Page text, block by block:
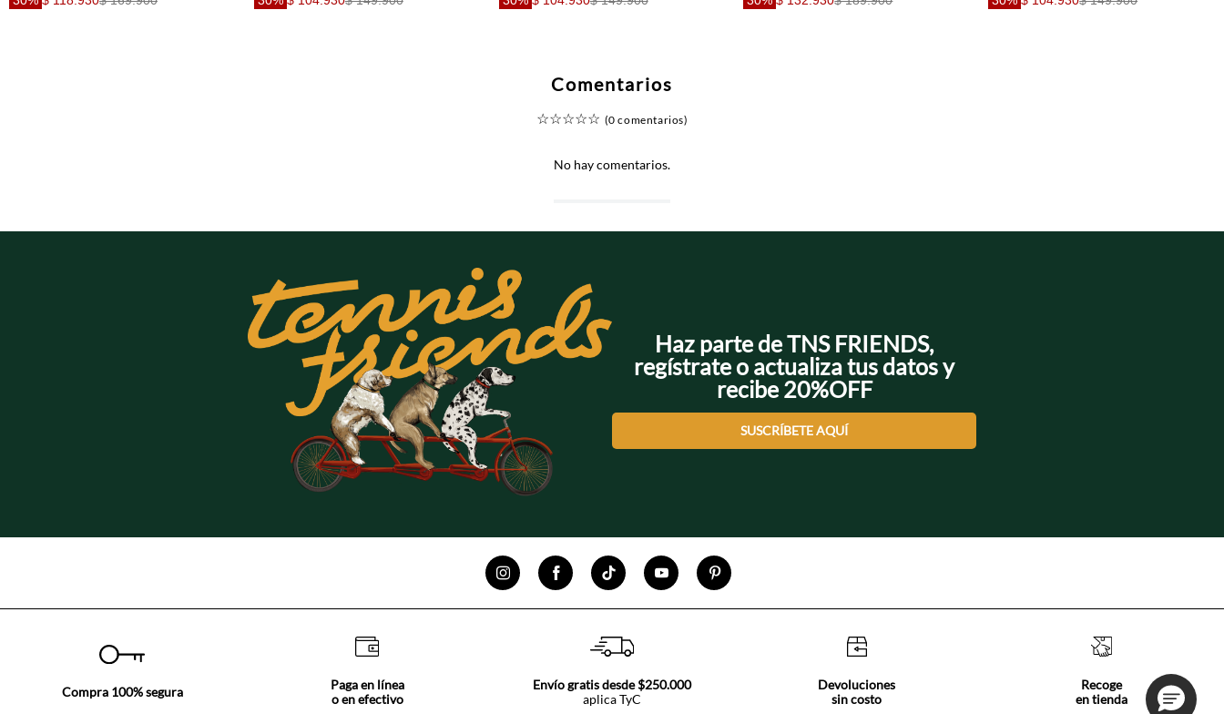
Comentarios
☆☆☆☆☆ (0 comentarios)
No hay comentarios.
Haz parte de TNS FRIENDS,
regístrate o actualiza tus datos y
recibe 20%OFF
SUSCRÍBETE AQUÍ
Compra 100% segura
Paga en línea
o en efectivo
Envío gratis desde $250.000
aplica TyC
Devoluciones
sin costo
Recoge
en tienda